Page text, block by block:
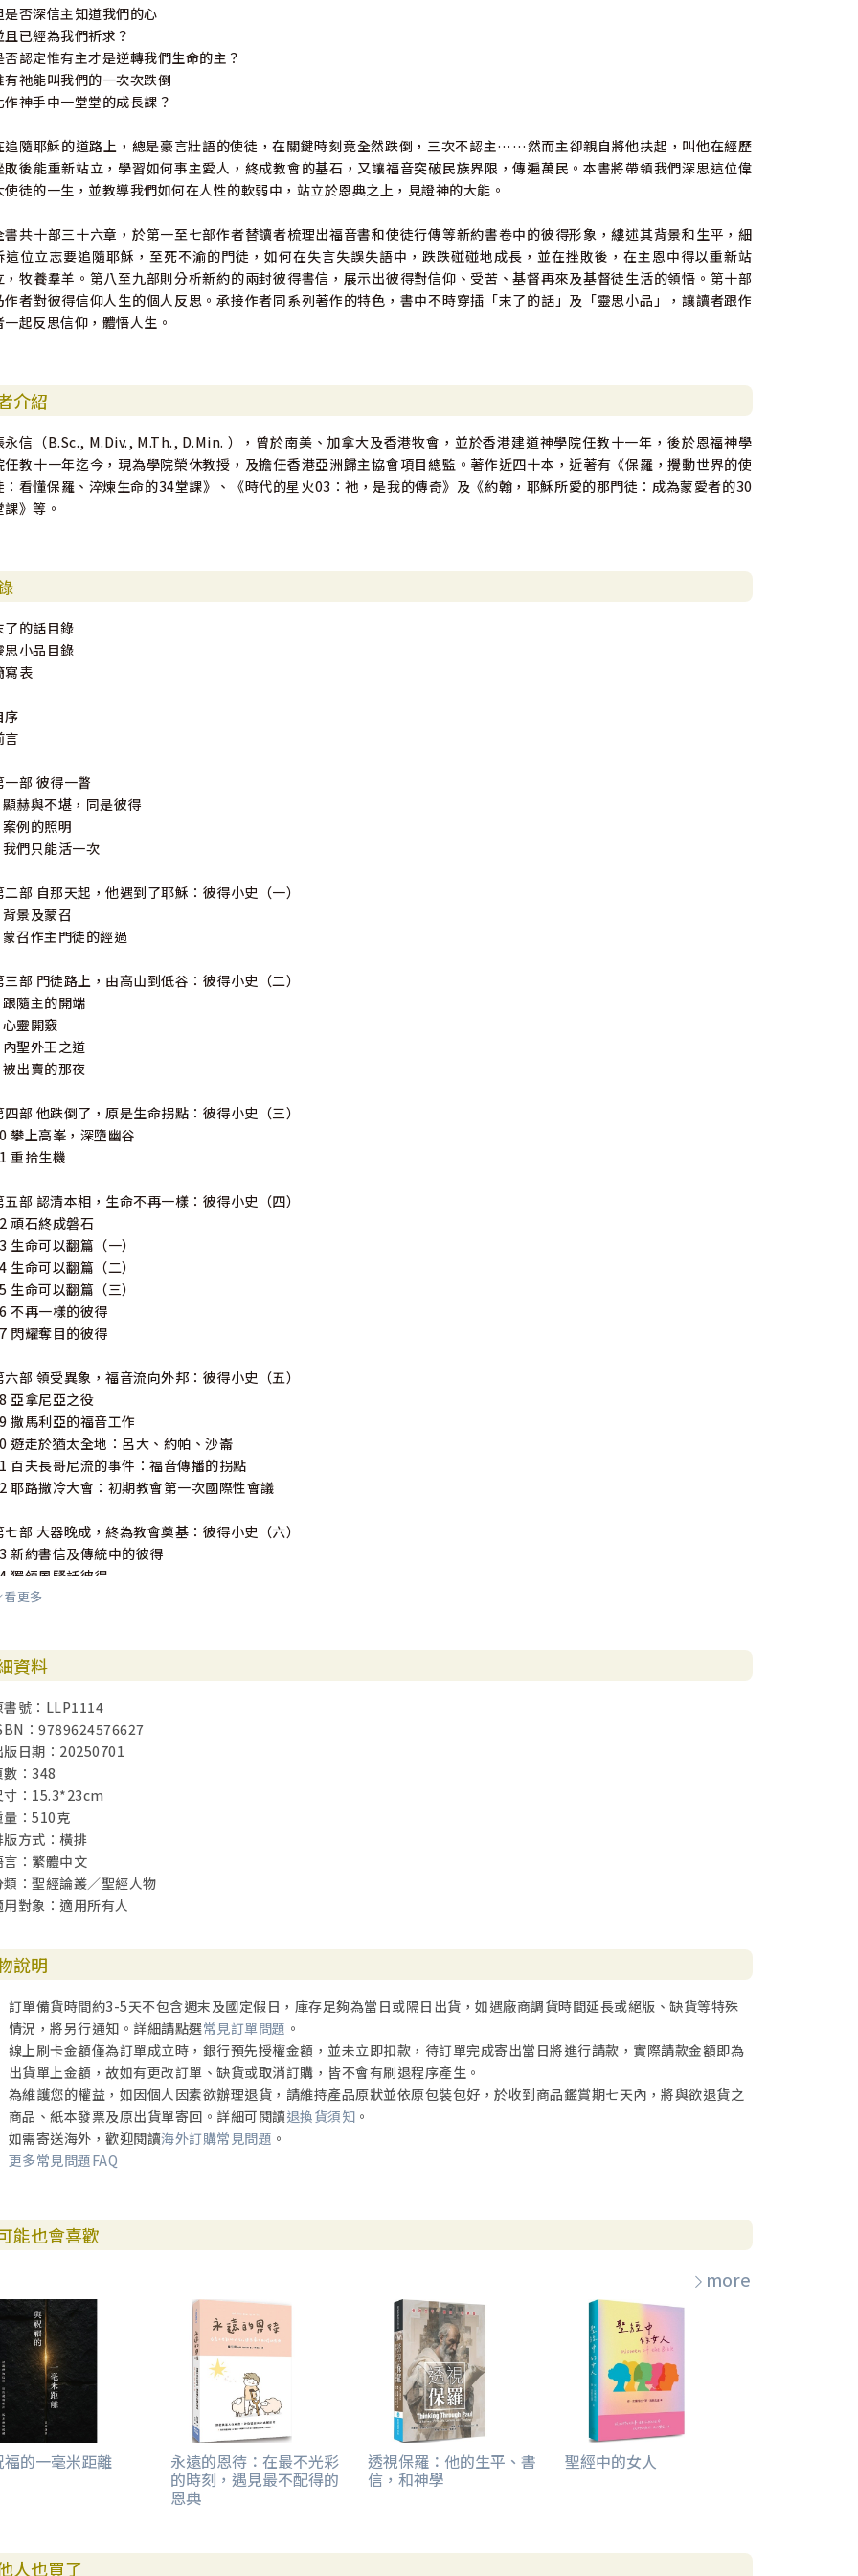
是否深信主知道我們的心
且已經為我們祈求？
否認定惟有主才是逆轉我們生命的主？
有祂能叫我們的一次次跌倒
作神手中一堂堂的成長課？
追隨耶穌的道路上，總是豪言壯語的使徒，在關鍵時刻竟全然跌倒，三次不認主……然而主卻親自將他扶起，叫他在經歷
敗後能重新站立，學習如何事主愛人，終成教會的基石，又讓福音突破民族界限，傳遍萬民。本書將帶領我們深思這位偉
使徒的一生，並教導我們如何在人性的軟弱中，站立於恩典之上，見證神的大能。
書共十部三十六章，於第一至七部作者替讀者梳理出福音書和使徒行傳等新約書卷中的彼得形象，縷述其背景和生平，細
這位立志要追隨耶穌，至死不渝的門徒，如何在失言失誤失語中，跌跌碰碰地成長，並在挫敗後，在主恩中得以重新站
，牧養羣羊。第八至九部則分析新約的兩封彼得書信，展示出彼得對信仰、受苦、基督再來及基督徒生活的領悟。第十部
作者對彼得信仰人生的個人反思。承接作者同系列著作的特色，書中不時穿插「末了的話」及「靈思小品」，讓讀者跟作
一起反思信仰，體悟人生。
介紹
永信（B.Sc., M.Div., M.Th., D.Min. ），曾於南美、加拿大及香港牧會，並於香港建道神學院任教十一年，後於恩福神學
任教十一年迄今，現為學院榮休教授，及擔任香港亞洲歸主協會項目總監。著作近四十本，近著有《保羅，攪動世界的使
：看懂保羅、淬煉生命的34堂課》、《時代的星火03：祂，是我的傳奇》及《約翰，耶穌所愛的那門徒：成為蒙愛者的30
課》等。
了的話目錄
思小品目錄
寫表
序
言
一部 彼得一瞥
赫與不堪，同是彼得
例的照明
們只能活一次
二部 自那天起，他遇到了耶穌：彼得小史（一）
景及蒙召
召作主門徒的經過
三部 門徒路上，由高山到低谷：彼得小史（二）
隨主的開端
靈開竅
聖外王之道
出賣的那夜
四部 他跌倒了，原是生命拐點：彼得小史（三）
攀上高峯，深墮幽谷
重拾生機
五部 認清本相，生命不再一樣：彼得小史（四）
頑石終成磐石
生命可以翻篇（一）
生命可以翻篇（二）
生命可以翻篇（三）
不再一樣的彼得
閃耀奪目的彼得
六部 領受異象，福音流向外邦：彼得小史（五）
亞拿尼亞之役
撒馬利亞的福音工作
遊走於猶太全地：呂大、約帕、沙崙
百夫長哥尼流的事件：福音傳播的拐點
耶路撒冷大會：初期教會第一次國際性會議
七部 大器晚成，終為教會奠基：彼得小史（六）
新約書信及傳統中的彼得
獨領風騷話彼得
苦難的意義：全書主題（一）
踐行信、望、愛及認識三一的神：全書主題（二）
認識三一的神：聖子篇
認識三一的神：聖靈篇
九部 在恩典和知識上長進：彼得後書
導論：作者身分
成長的重要：全書主題（一）
假教師的謬誤：全書主題（二）
十部 結語：投入彼得的世界，感知父神的作為
彼得在示範
我們的生活
何謂教育
錄：軟弱者的回憶—— 重讀馬可福音
釋
看更多
資料
書號：LLP1114
：9789624576627
版日期：20250701
數：348
寸：15.3*23cm
量：510克
版方式：橫排
言：繁體中文
類：聖經論叢／聖經人物
用對象：適用所有人
說明
訂單備貨時間約3-5天不包含週末及國定假日，庫存足夠為當日或隔日出貨，如遇廠商調貨時間延長或絕版、缺貨等特殊
情況，將另行通知。詳細請點選常見訂單問題 。
線上刷卡金額僅為訂單成立時，銀行預先授權金額，並未立即扣款，待訂單完成寄出當日將進行請款，實際請款金額即為
出貨單上金額，故如有更改訂單、缺貨或取消訂購，皆不會有刷退程序產生。
為維護您的權益，如因個人因素欲辦理退貨，請維持產品原狀並依原包裝包好，於收到商品鑑賞期七天內，將與欲退貨之
商品、紙本發票及原出貨單寄回。詳細可閱讀退換貨須知 。
如需寄送海外，歡迎閱讀海外訂購常見問題 。
更多常見問題FAQ
能也會喜歡
more
福的一毫米距離 永遠的恩待：在最不光彩
的時刻，遇見最不配得的
恩典
透視保羅：他的生平、書
信，和神學
聖經中的女人
人也買了